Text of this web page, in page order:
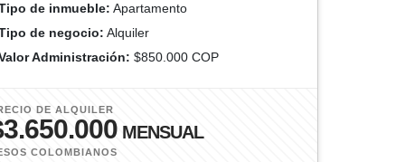
de inmueble: Apartamento
de negocio: Alquiler
Administración: $850.000 COP
DE ALQUILER
MENSUAL
COLOMBIANOS